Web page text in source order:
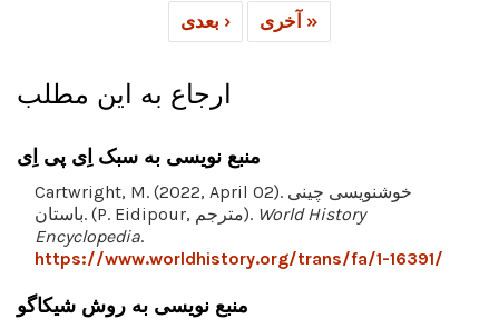
بعدی › آخری »
ارجاع به این مطلب
منبع نویسی به سبک اِی پی اِی
Cartwright, M. (2022, April 02). خوشنویسی چینی
باستان. (P. Eidipour, مترجم). World History
Encyclopedia.
https://www.worldhistory.org/trans/fa/1-16391/
منبع نویسی به روش شیکاگو